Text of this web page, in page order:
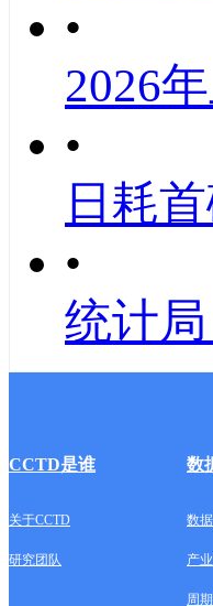
•
2026
•
日耗
•
统计
CCTD是谁 数
关于CCTD 数
研究团队 产
周